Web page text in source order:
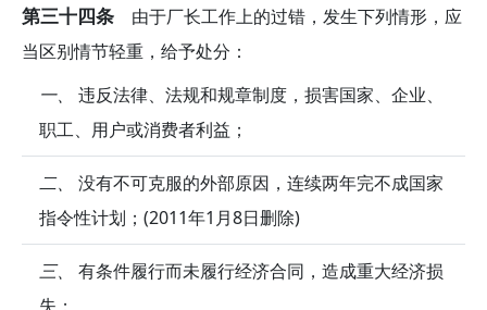
第三十四条 由于厂长工作上的过错，发生下列情形，应
当区别情节轻重，给予处分：
一、
违反法律、法规和规章制度，损害国家、企业、
职工、用户或消费者利益；
二、
没有不可克服的外部原因，连续两年完不成国家
指令性计划；(2011年1月8日删除)
三、
有条件履行而未履行经济合同，造成重大经济损